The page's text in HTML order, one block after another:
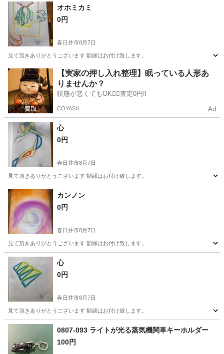
愛知 名古屋市 太閤通駅
オホミカミ
0円
春日井市8月7日
見て頂きありがとうございます 額縁はお付け致します。
愛知 春日井市 その他
【実家の押し入れ整理】眠っている人形あ
りませんか？
状態が悪くてもOK🙆‍♀️査定0円‼️
COYASH Ad
心
0円
春日井市8月7日
見て頂きありがとうございます 額縁はお付け致します。
愛知 春日井市 その他
カンノン
0円
春日井市8月7日
見て頂きありがとうございます 額縁はお付け致します。
愛知 春日井市 心
0円
春日井市8月7日
見て頂きありがとうございます 額縁はお付け致します。
愛知 春日井市 額縁
0807-093 ライトが光る蒸気機関車キーホルダー
100円